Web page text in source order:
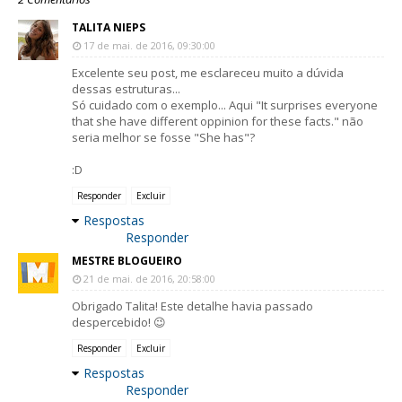
TALITA NIEPS
17 de mai. de 2016, 09:30:00
Excelente seu post, me esclareceu muito a dúvida
dessas estruturas...
Só cuidado com o exemplo... Aqui "It surprises everyone
that she have different oppinion for these facts." não
seria melhor se fosse "She has"?
:D
Responder Excluir
Respostas
Responder
MESTRE BLOGUEIRO
21 de mai. de 2016, 20:58:00
Obrigado Talita! Este detalhe havia passado
despercebido! 😉
Responder Excluir
Respostas
Responder